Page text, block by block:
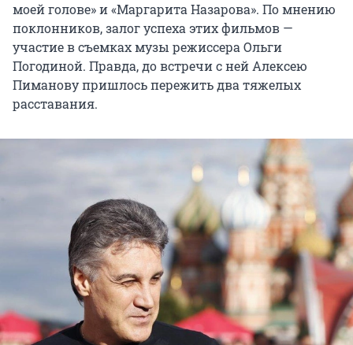
моей голове» и «Маргарита Назарова». По мнению
поклонников, залог успеха этих фильмов —
участие в съемках музы режиссера Ольги
Погодиной. Правда, до встречи с ней Алексею
Пиманову пришлось пережить два тяжелых
расставания.